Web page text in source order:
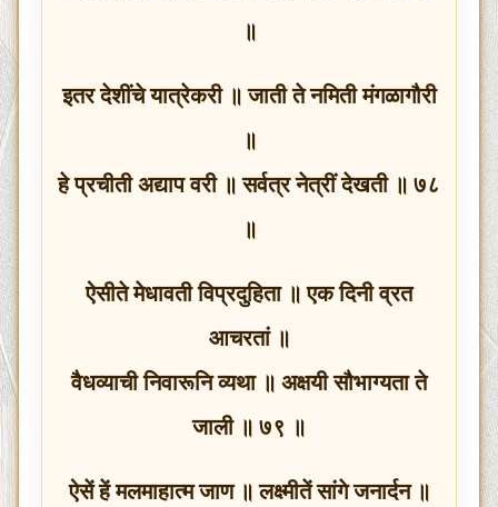
॥
इतर देशींचे यात्रेकरी ॥ जाती ते नमिती मंगळागौरी
॥
हे प्रचीती अद्याप वरी ॥ सर्वत्र नेत्रीं देखती ॥ ७८
॥
ऐसीते मेधावती विप्रदुहिता ॥ एक दिनी व्रत
आचरतां ॥
वैधव्याची निवारूनि व्यथा ॥ अक्षयी सौभाग्यता ते
जाली ॥ ७९ ॥
ऐसें हें मलमाहात्म जाण ॥ लक्ष्मीतें सांगे जनार्दन ॥